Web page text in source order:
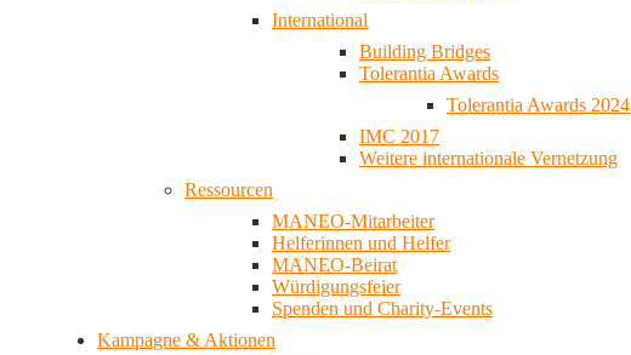
International
Building Bridges
Tolerantia Awards
Tolerantia Awards 2024
IMC 2017
Weitere internationale Vernetzung
Ressourcen
MANEO-Mitarbeiter
Helferinnen und Helfer
MANEO-Beirat
Würdigungsfeier
Spenden und Charity-Events
Kampagne & Aktionen